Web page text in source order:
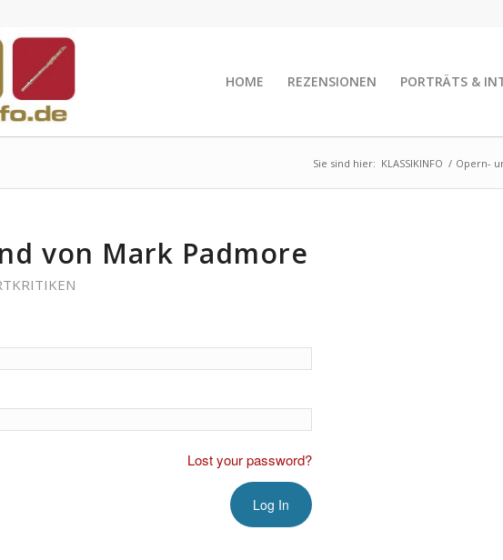
HOME REZENSIONEN PORTRÄTS &
Sie sind hier: KLASSIKINFO / Opern-
von Mark Padmore
Lost your password?